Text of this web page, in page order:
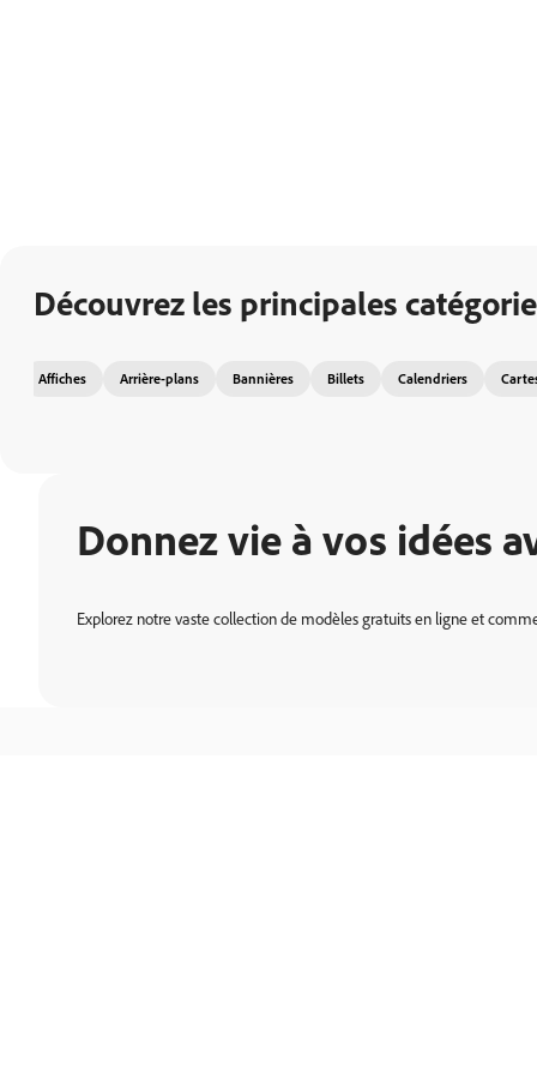
Découvrez les principales
Affiches Arrière-plans Bannières Billets Calendriers
Donnez vie à vos idées
Explorez notre vaste collection de modèles gratuits en ligne et